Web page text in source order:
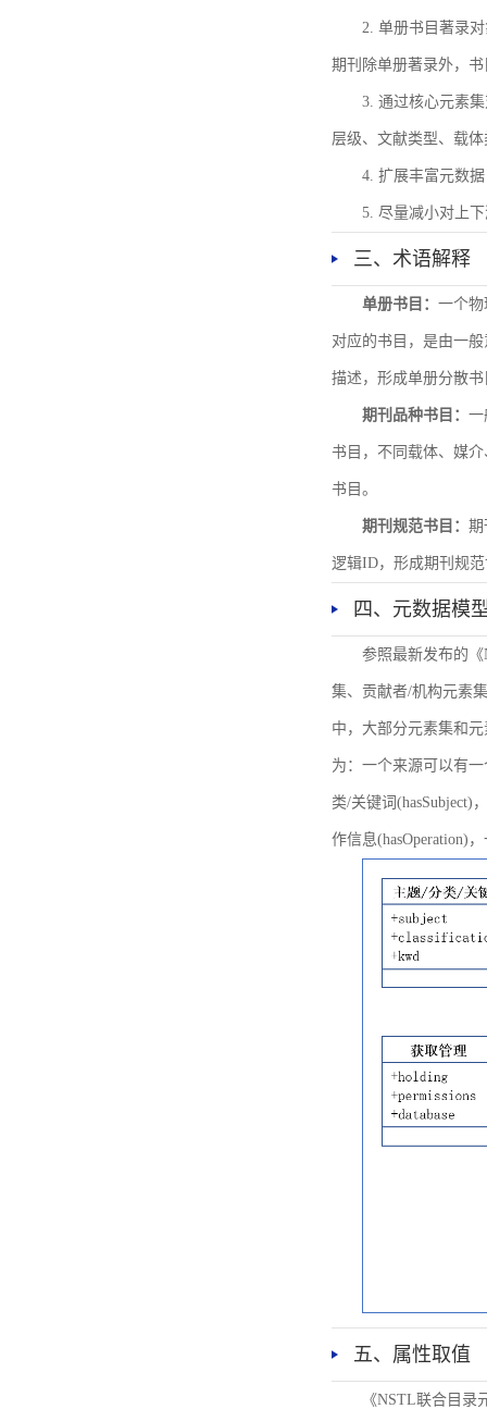
2. 单册书目著录
期刊除单册著录外，
3. 通过核心元素
层级、文献类型、载
4. 扩展丰富元数
5. 尽量减小对上
三、术语解释
单册书目： 一个
对应的书目，是由一
描述，形成单册分散
期刊品种书目： 一
书目，不同载体、媒
书目。
期刊规范书目： 期
逻辑ID，形成期刊规
四、元数据模
参照最新发布的
集、贡献者/机构元素
中，大部分元素集和
为：一个来源可以有
类/关键词(hasSubject)
作信息(hasOperation)
五、属性取值
《NSTL联合目